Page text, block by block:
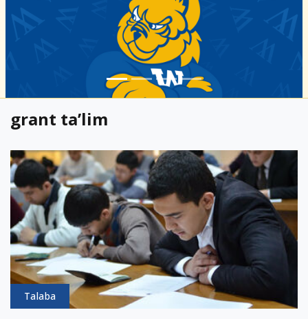
grant ta’lim
Talaba